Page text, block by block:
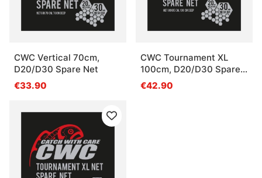
CWC Vertical 70cm,
D20/D30 Spare Net
€33.90
CWC Tournament XL
100cm, D20/D30 Spare
Net
€42.90